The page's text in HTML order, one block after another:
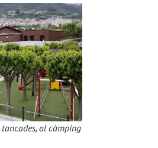
al càmping